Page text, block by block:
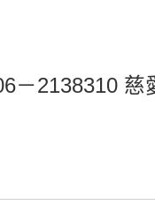
－2138310